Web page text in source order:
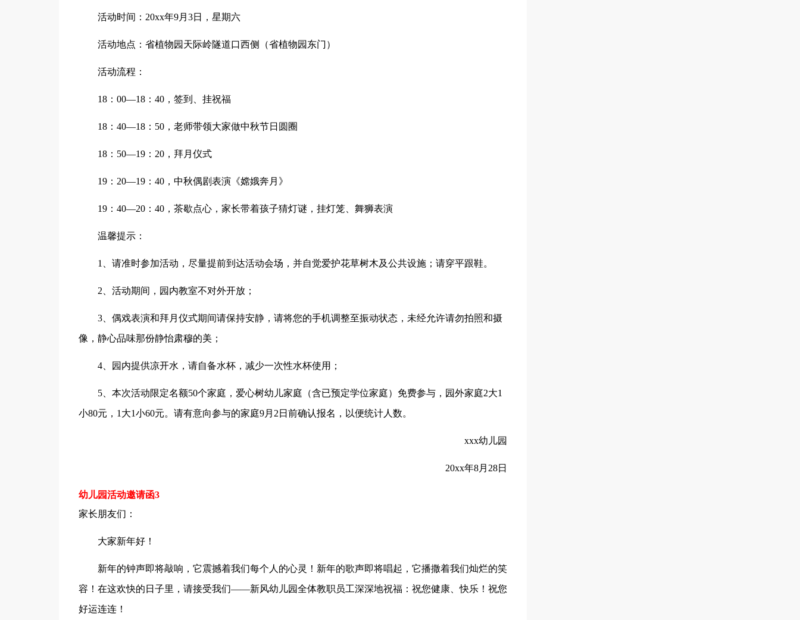
活动时间：20xx年9月3日，星期六
活动地点：省植物园天际岭隧道口西侧（省植物园东门）
活动流程：
18：00—18：40，签到、挂祝福
18：40—18：50，老师带领大家做中秋节日圆圈
18：50—19：20，拜月仪式
19：20—19：40，中秋偶剧表演《嫦娥奔月》
19：40—20：40，茶歇点心，家长带着孩子猜灯谜，挂灯笼、舞狮表演
温馨提示：
1、请准时参加活动，尽量提前到达活动会场，并自觉爱护花草树木及公共设施；请穿平跟鞋。
2、活动期间，园内教室不对外开放；
3、偶戏表演和拜月仪式期间请保持安静，请将您的手机调整至振动状态，未经允许请勿拍照和摄
像，静心品味那份静怡肃穆的美；
4、园内提供凉开水，请自备水杯，减少一次性水杯使用；
5、本次活动限定名额50个家庭，爱心树幼儿家庭（含已预定学位家庭）免费参与，园外家庭2大1
小80元，1大1小60元。请有意向参与的家庭9月2日前确认报名，以便统计人数。
xxx幼儿园
20xx年8月28日
幼儿园活动邀请函3
家长朋友们：
大家新年好！
新年的钟声即将敲响，它震撼着我们每个人的心灵！新年的歌声即将唱起，它播撒着我们灿烂的笑
容！在这欢快的日子里，请接受我们——新风幼儿园全体教职员工深深地祝福：祝您健康、快乐！祝您
好运连连！